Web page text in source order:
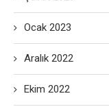
Ocak 2023
Aralık 2022
Ekim 2022